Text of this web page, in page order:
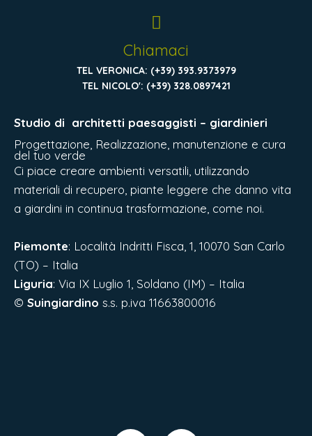
Chiamaci
TEL VERONICA: (+39) 393.9373979
TEL NICOLO': (+39) 328.0897421
Studio di architetti paesaggisti – giardinieri
Progettazione, Realizzazione, manutenzione e cura
del tuo verde
Ci piace creare ambienti versatili, utilizzando
materiali di recupero, piante leggere che danno vita
a giardini in continua trasformazione, come noi.
Piemonte: Località Indritti Fisca, 1, 10070 San Carlo
(TO) – Italia
Liguria: Via IX Luglio 1, Soldano (IM) – Italia
© Suingiardino s.s. p.iva 11663800016